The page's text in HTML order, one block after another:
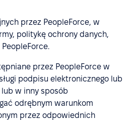
przez PeopleForce, w
politykę ochrony danych,
przez PeopleForce w
podpisu elektronicznego lub
w inny sposób
odrębnym warunkom
przez odpowiednich